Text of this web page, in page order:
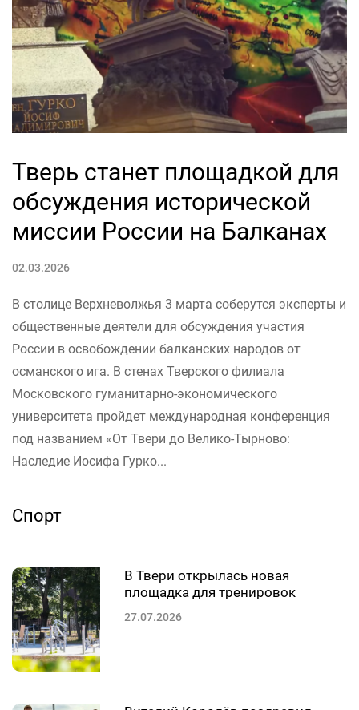
Тверь станет площадкой для
обсуждения исторической
миссии России на Балканах
02.03.2026
В столице Верхневолжья 3 марта соберутся эксперты и
общественные деятели для обсуждения участия
России в освобождении балканских народов от
османского ига. В стенах Тверского филиала
Московского гуманитарно-экономического
университета пройдет международная конференция
под названием «От Твери до Велико-Тырново:
Наследие Иосифа Гурко...
Спорт
В Твери открылась новая
площадка для тренировок
27.07.2026